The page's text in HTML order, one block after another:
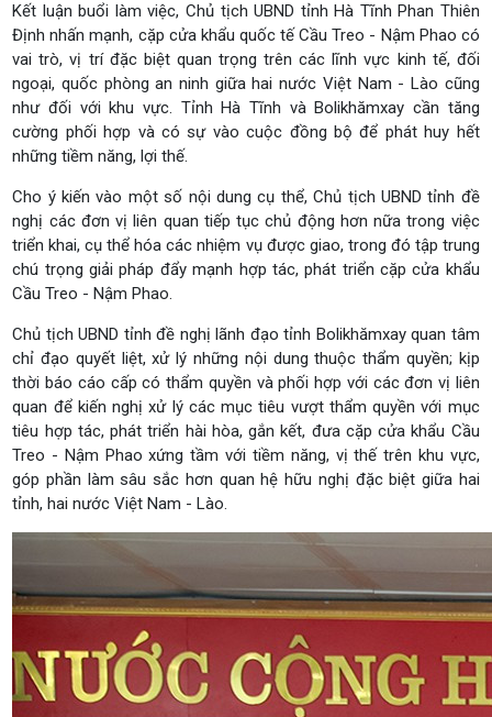
Kết luận buổi làm việc, Chủ tịch UBND tỉnh Hà Tĩnh Phan Thiên
Định nhấn mạnh, cặp cửa khẩu quốc tế Cầu Treo - Nậm Phao có
vai trò, vị trí đặc biệt quan trọng trên các lĩnh vực kinh tế, đối
ngoại, quốc phòng an ninh giữa hai nước Việt Nam - Lào cũng
như đối với khu vực. Tỉnh Hà Tĩnh và Bolikhămxay cần tăng
cường phối hợp và có sự vào cuộc đồng bộ để phát huy hết
những tiềm năng, lợi thế.
Cho ý kiến vào một số nội dung cụ thể, Chủ tịch UBND tỉnh đề
nghị các đơn vị liên quan tiếp tục chủ động hơn nữa trong việc
triển khai, cụ thể hóa các nhiệm vụ được giao, trong đó tập trung
chú trọng giải pháp đẩy mạnh hợp tác, phát triển cặp cửa khẩu
Cầu Treo - Nậm Phao.
Chủ tịch UBND tỉnh đề nghị lãnh đạo tỉnh Bolikhămxay quan tâm
chỉ đạo quyết liệt, xử lý những nội dung thuộc thẩm quyền; kịp
thời báo cáo cấp có thẩm quyền và phối hợp với các đơn vị liên
quan để kiến nghị xử lý các mục tiêu vượt thẩm quyền với mục
tiêu hợp tác, phát triển hài hòa, gắn kết, đưa cặp cửa khẩu Cầu
Treo - Nậm Phao xứng tầm với tiềm năng, vị thế trên khu vực,
góp phần làm sâu sắc hơn quan hệ hữu nghị đặc biệt giữa hai
tỉnh, hai nước Việt Nam - Lào.